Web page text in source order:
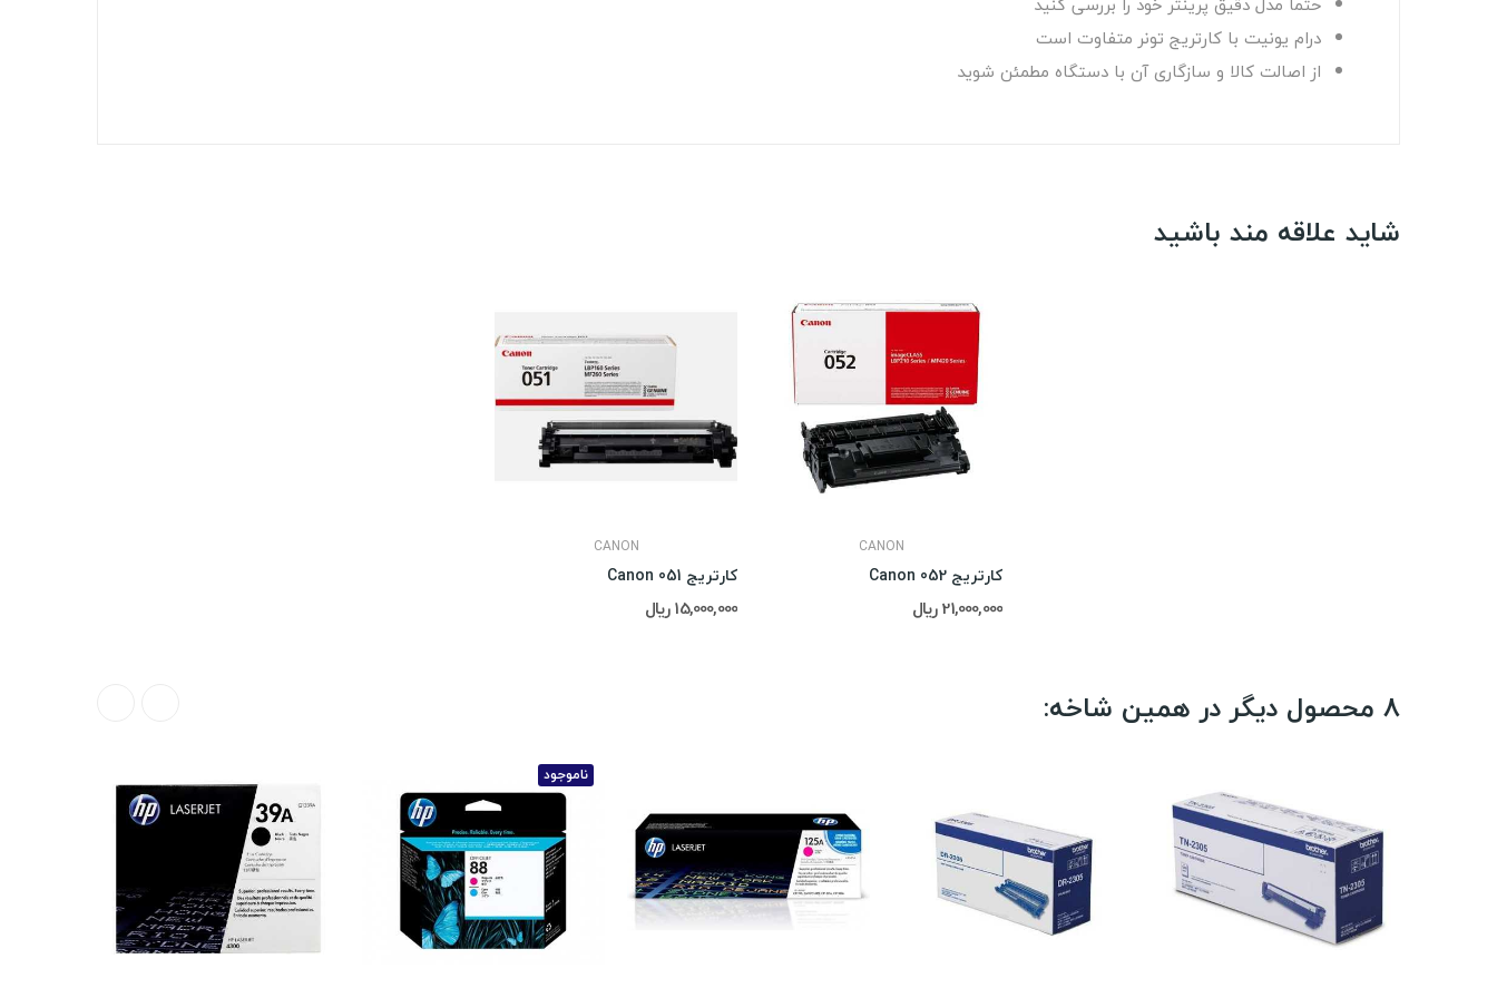
درام یونیت با کارتریج تونر متفاوت است
از اصالت کالا و سازگاری آن با دستگاه مطمئن شوید
شاید علاقه مند باشید
CANON
کارتریج Canon 051
15,000,000 ریال
CANON
کارتریج Canon 052
21,000,000 ریال
8 محصول دیگر در همین شاخه:
ناموجود